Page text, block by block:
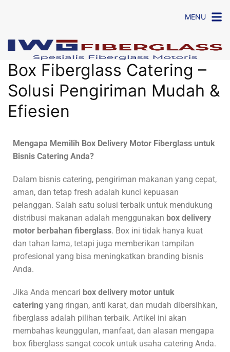
MENU
Box Fiberglass Catering –
Solusi Pengiriman Mudah &
Efiesien
Mengapa Memilih Box Delivery Motor Fiberglass untuk
Bisnis Catering Anda?
Dalam bisnis catering, pengiriman makanan yang cepat,
aman, dan tetap fresh adalah kunci kepuasan
pelanggan. Salah satu solusi terbaik untuk mendukung
distribusi makanan adalah menggunakan box delivery
motor berbahan fiberglass. Box ini tidak hanya kuat
dan tahan lama, tetapi juga memberikan tampilan
profesional yang bisa meningkatkan branding bisnis
Anda.
Jika Anda mencari box delivery motor untuk
catering yang ringan, anti karat, dan mudah dibersihkan,
fiberglass adalah pilihan terbaik. Artikel ini akan
membahas keunggulan, manfaat, dan alasan mengapa
box fiberglass sangat cocok untuk usaha catering Anda.